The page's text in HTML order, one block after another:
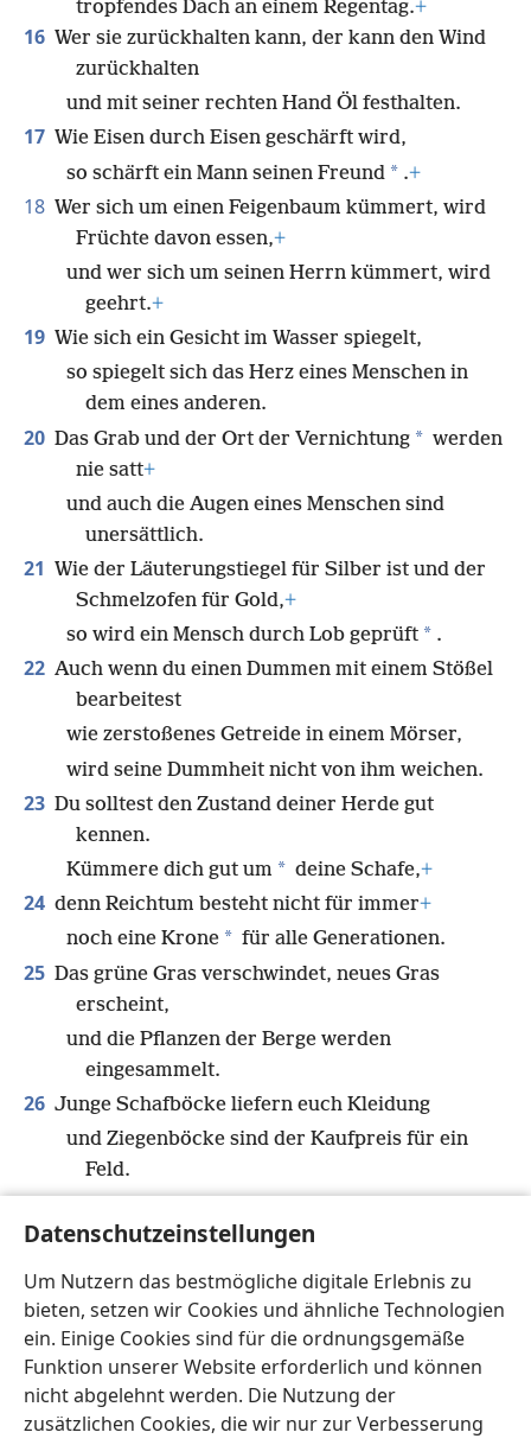
Datenschutzeinstellungen
Um Nutzern das bestmögliche digitale Erlebnis zu
bieten, setzen wir Cookies und ähnliche Technologien
ein. Einige Cookies sind für die ordnungsgemäße
Funktion unserer Website erforderlich und können
nicht abgelehnt werden. Die Nutzung der
zusätzlichen Cookies, die wir nur zur Verbesserung
tropfendes Dach an einem Regentag.+
16 Wer sie zurückhalten kann, der kann den Wind
zurückhalten
und mit seiner rechten Hand Öl festhalten.
17 Wie Eisen durch Eisen geschärft wird,
so schärft ein Mann seinen Freund * .+
18 Wer sich um einen Feigenbaum kümmert, wird
Früchte davon essen,+
und wer sich um seinen Herrn kümmert, wird
geehrt.+
19 Wie sich ein Gesicht im Wasser spiegelt,
so spiegelt sich das Herz eines Menschen in
dem eines anderen.
20 Das Grab und der Ort der Vernichtung * werden
nie satt+
und auch die Augen eines Menschen sind
unersättlich.
21 Wie der Läuterungstiegel für Silber ist und der
Schmelzofen für Gold,+
so wird ein Mensch durch Lob geprüft * .
22 Auch wenn du einen Dummen mit einem Stößel
bearbeitest
wie zerstoßenes Getreide in einem Mörser,
wird seine Dummheit nicht von ihm weichen.
23 Du solltest den Zustand deiner Herde gut
kennen.
Kümmere dich gut um * deine Schafe,+
24 denn Reichtum besteht nicht für immer+
noch eine Krone * für alle Generationen.
25 Das grüne Gras verschwindet, neues Gras
erscheint,
und die Pflanzen der Berge werden
eingesammelt.
26 Junge Schafböcke liefern euch Kleidung
und Ziegenböcke sind der Kaufpreis für ein
Feld.
27
ernähren,
und du hast Nahrung für deine
Hausgemeinschaft und für deine
Dienerinnen.